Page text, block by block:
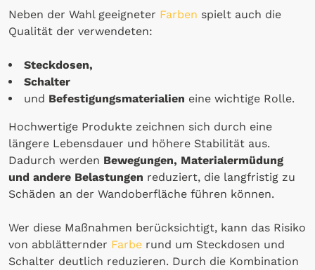
Neben der Wahl geeigneter Farben spielt auch die
Qualität der verwendeten:
Steckdosen,
Schalter
und Befestigungsmaterialien eine wichtige Rolle.
Hochwertige Produkte zeichnen sich durch eine
längere Lebensdauer und höhere Stabilität aus.
Dadurch werden Bewegungen, Materialermüdung
und andere Belastungen reduziert, die langfristig zu
Schäden an der Wandoberfläche führen können.
Wer diese Maßnahmen berücksichtigt, kann das Risiko
von abblätternder Farbe rund um Steckdosen und
Schalter deutlich reduzieren. Durch die Kombination